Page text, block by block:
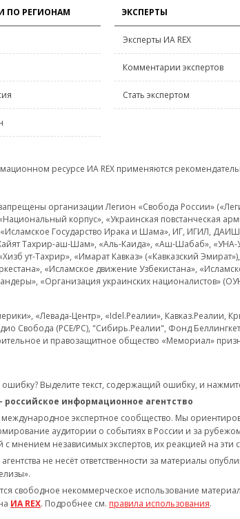
ПО РЕГИОНАМ ЭКСПЕРТЫ
Эксперты ИА REX
Комментарии экспертов
Стать экспертом
ресурсе ИА REX применяются
организации Легион «Свобода России»
корпус», «Украинская повстанческая
«Исламское Государство Ирака и Шама», ИГ, ИГИЛ,
Тахрир-аш-Шам», «Аль-Каида», «Аш-Шабаб», «УНА-
ут-Тахрир», «Имарат Кавказ» («Кавказский
«Исламское движение Узбекистана»,
«Организация украинских националистов»
«Левада-Центр», «Idel.Реалии»,
Свобода (PCE/PC), "Сибирь.Реалии", Фонд
и правозащитное общество «Мемориал»
Выделите текст, содержащий ошибку, и
российское информационное агентство
международное экспертное сообщество. Мы
аудитории о событиях в России и за
с мнением независимых экспертов, их реакцией на эти
не несёт ответственности за материалы
свободное некоммерческое использование
ИА REX. Подробнее см. правила использования.